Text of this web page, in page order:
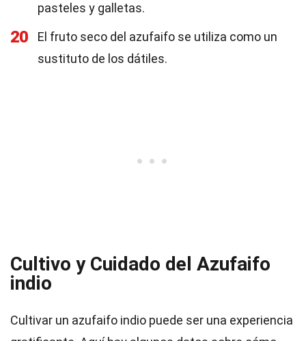
pasteles y galletas.
20
El fruto seco del azufaifo se utiliza como un
sustituto de los dátiles.
Cultivo y Cuidado del Azufaifo
indio
Cultivar un azufaifo indio puede ser una experiencia